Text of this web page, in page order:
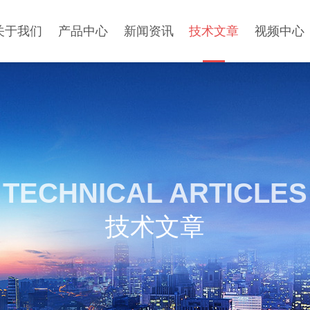
于我们 产品中心 新闻资讯 技术文章 视频中心
TECHNICAL ARTICLES
技术文章